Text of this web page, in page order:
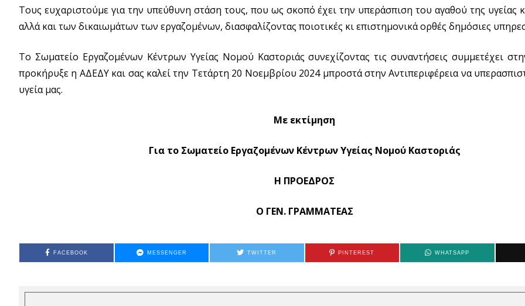
Τους ευχαριστούμε για την υπεύθυνη στάση τους, που ως σκοπό έχει την υπεράσπιση του αγαθού της υγείας
αλλά και των δικαιωμάτων των εργαζομένων, διασφαλίζοντας ποιοτικές κι επιστημονικά ορθές δημόσιες
Το Σωματείο Εργαζομένων Κέντρων Υγείας Νομού Καστοριάς συνεχίζοντας τις συναντήσεις συμμετέχει
προκήρυξε η ΑΔΕΔΥ και σας καλεί την Τετάρτη 20 Νοεμβρίου 2024 μπροστά στην Αντιπεριφέρεια να
υγεία μας.
Με εκτίμηση
Για το Σωματείο Εργαζομένων Κέντρων Υγείας Νομού Καστοριάς
Η ΠΡΟΕΔΡΟΣ
Ο ΓΕΝ. ΓΡΑΜΜΑΤΕΑΣ
FACEBOOK MESSENGER TWITTER PINTEREST WHATSAPP